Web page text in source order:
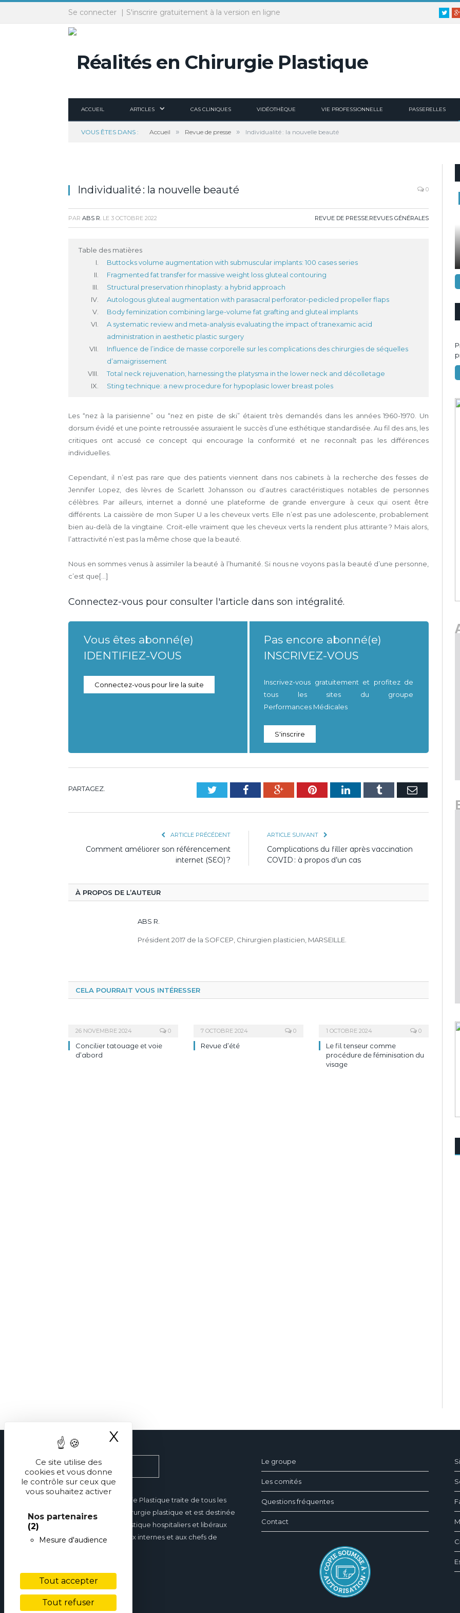
Panneau de gestion des cookies
Ce site utilise des
cookies et vous donne
le contrôle sur ceux que
vous souhaitez activer
Nos partenaires
(2)
Mesure d'audience
Tout accepter
Tout refuser
X
Twitter
Se connecter S'inscrire gratuitement à la version en ligne
ACCUEIL ARTICLES CAS CLINIQUES VIDÉOTHÈQUE VIE PROFESSIONNELLE PASSERELLES
VOUS ÊTES DANS : Accueil » Revue de presse » Individualité : la nouvelle beauté
Individualité : la nouvelle beauté 0
PAR ABS R. LE 3 OCTOBRE 2022 REVUE DE PRESSE,REVUES GÉNÉRALES
Table des matières
Buttocks volume augmentation with submuscular implants: 100 cases series
Fragmented fat transfer for massive weight loss gluteal contouring
Structural preservation rhinoplasty: a hybrid approach
Autologous gluteal augmentation with parasacral perforator-pedicled propeller flaps
Body feminization combining large-volume fat grafting and gluteal implants
A systematic review and meta-analysis evaluating the impact of tranexamic acid
administration in aesthetic plastic surgery
Influence de l’indice de masse corporelle sur les complications des chirurgies de séquelles
d’amaigrissement
Total neck rejuvenation, harnessing the platysma in the lower neck and décolletage
Sting technique: a new procedure for hypoplasic lower breast poles
Les “nez à la parisienne” ou “nez en piste de ski” étaient très demandés dans les années 1960-1970. Un
dorsum évidé et une pointe retroussée assuraient le succès d’une esthétique standardisée. Au fil des ans, les
critiques ont accusé ce concept qui encourage la conformité et ne reconnaît pas les différences
individuelles.
Cependant, il n’est pas rare que des patients viennent dans nos cabinets à la recherche des fesses de
Jennifer Lopez, des lèvres de Scarlett Johansson ou d’autres caractéristiques notables de personnes
célèbres. Par ailleurs, internet a donné une plateforme de grande envergure à ceux qui osent être
différents. La caissière de mon Super U a les cheveux verts. Elle n’est pas une adolescente, probablement
bien au-delà de la vingtaine. Croit-elle vraiment que les cheveux verts la rendent plus attirante ? Mais alors,
l’attractivité n’est pas la même chose que la beauté.
Nous en sommes venus à assimiler la beauté à l’humanité. Si nous ne voyons pas la beauté d’une personne,
c’est que[...]
Connectez-vous pour consulter l'article dans son intégralité.
Vous êtes abonné(e)
IDENTIFIEZ-VOUS
Connectez-vous pour lire la suite
Pas encore abonné(e)
INSCRIVEZ-VOUS
Inscrivez-vous gratuitement et profitez de
tous les sites du groupe
Performances Médicales
S'inscrire
PARTAGEZ. TwitterFacebookGoogle+PinterestLinkedInTumblr E-
ARTICLE PRÉCÉDENT
Comment améliorer son référencement
internet (SEO) ?
ARTICLE SUIVANT
Complications du filler après vaccination
COVID : à propos d’un cas
À PROPOS DE L’AUTEUR
ABS R.
Président 2017 de la SOFCEP, Chirurgien plasticien, MARSEILLE.
CELA POURRAIT VOUS INTÉRESSER
26 NOVEMBRE 2024 0
Concilier tatouage et voie
d’abord
7 OCTOBRE 2024 0
Revue d’été
1 OCTOBRE 2024 0
Le fil tenseur comme
procédure de féminisation du
visage
Réalités en Chirurgie Plastique traite de tous les
domaines de la chirurgie plastique et est destinée
aux chirurgiens plastique hospitaliers et libéraux
mais également aux internes et aux chefs de
Le groupe
Les comités
Questions fréquentes
Contact